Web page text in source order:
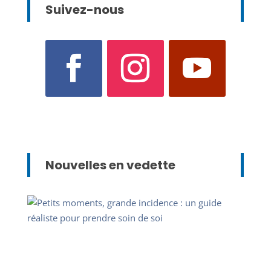
Suivez-nous
Nouvelles en vedette